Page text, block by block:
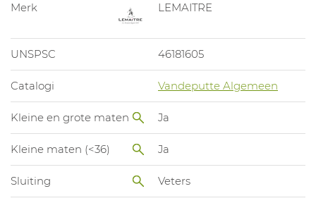
Merk LEMAITRE
UNSPSC 46181605
Catalogi Vandeputte Algemeen
Kleine en grote maten Ja
Kleine maten (<36) Ja
Sluiting Veters